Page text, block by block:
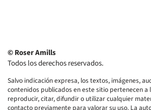
© Roser Amills
Todos los derechos reservados.
Salvo indicación expresa, los textos, imágenes,
contenidos publicados en este sitio pertenecen a
reproducir, citar, difundir o utilizar cualquier
contacto previamente para valorar su uso. La